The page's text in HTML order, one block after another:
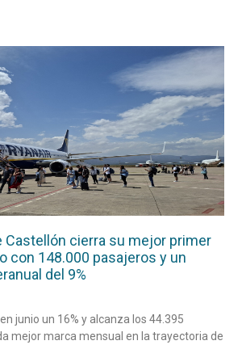
Castellón cierra su mejor primer
con 148.000 pasajeros y un
del 9%
junio un 16% y alcanza los 44.395
mejor marca mensual en la trayectoria de